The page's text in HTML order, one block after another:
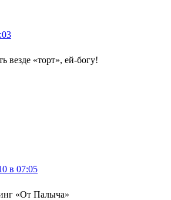
везде «торт», ей-богу!
в 07:05
«От Палыча»